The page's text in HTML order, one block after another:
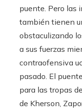
puente. Pero las
también tienen
obstaculizando
a sus fuerzas
contraofensiva
pasado. El
para las tropas
de Kherson,